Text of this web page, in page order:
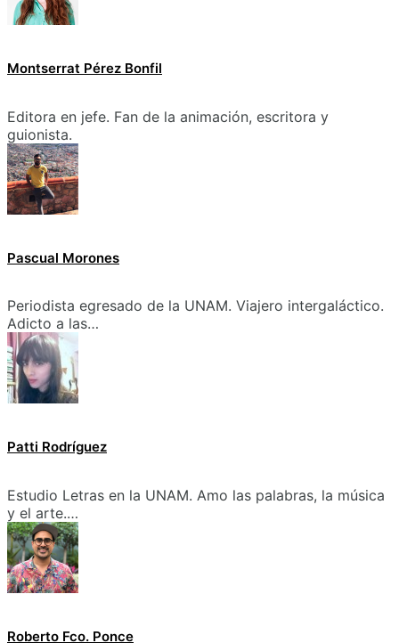
Montserrat Pérez Bonfil
Editora en jefe. Fan de la animación, escritora y
guionista.
Pascual Morones
Periodista egresado de la UNAM. Viajero intergaláctico.
Adicto a las…
Patti Rodríguez
Estudio Letras en la UNAM. Amo las palabras, la música
y el arte.…
Roberto Fco. Ponce